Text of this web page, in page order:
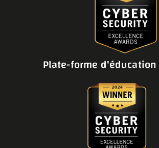
Plate-forme